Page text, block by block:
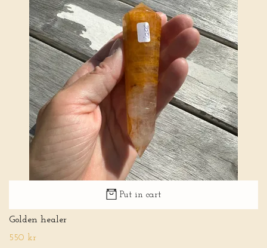
Put in cart
Golden healer
550 kr